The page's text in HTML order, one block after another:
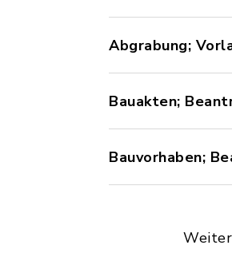
Abgrabung;
Bauakten;
Bauvorhaben;